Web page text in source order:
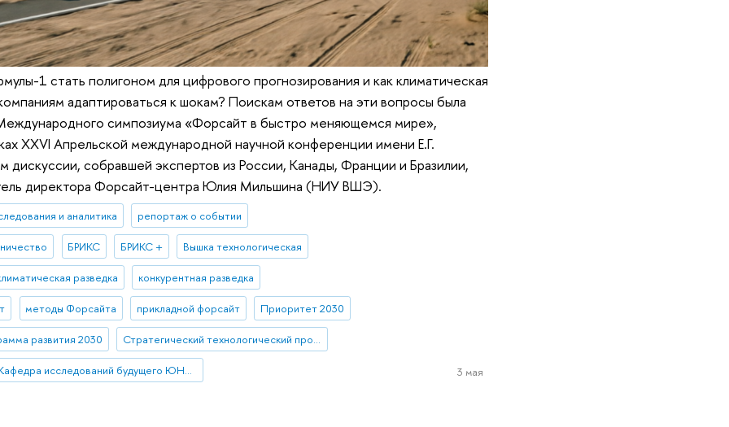
1 стать полигоном для цифрового прогнозирования и как климатическая
адаптироваться к шокам? Поискам ответов на эти вопросы была
симпозиума «Форсайт в быстро меняющемся мире»,
XXVI Апрельской международной научной конференции имени Е.Г.
собравшей экспертов из России, Канады, Франции и Бразилии,
директора Форсайт-центра Юлия Мильшина (НИУ ВШЭ).
и аналитика репортаж о событии
БРИКС БРИКС + Вышка технологическая
разведка конкурентная разведка
методы Форсайта прикладной форсайт Приоритет 2030
развития 2030 Стратегический технологический проект «Национальный центр социально-экономического и научно-технологического прогнозирования»
Кафедра исследований будущего ЮНЕСКО 3 мая